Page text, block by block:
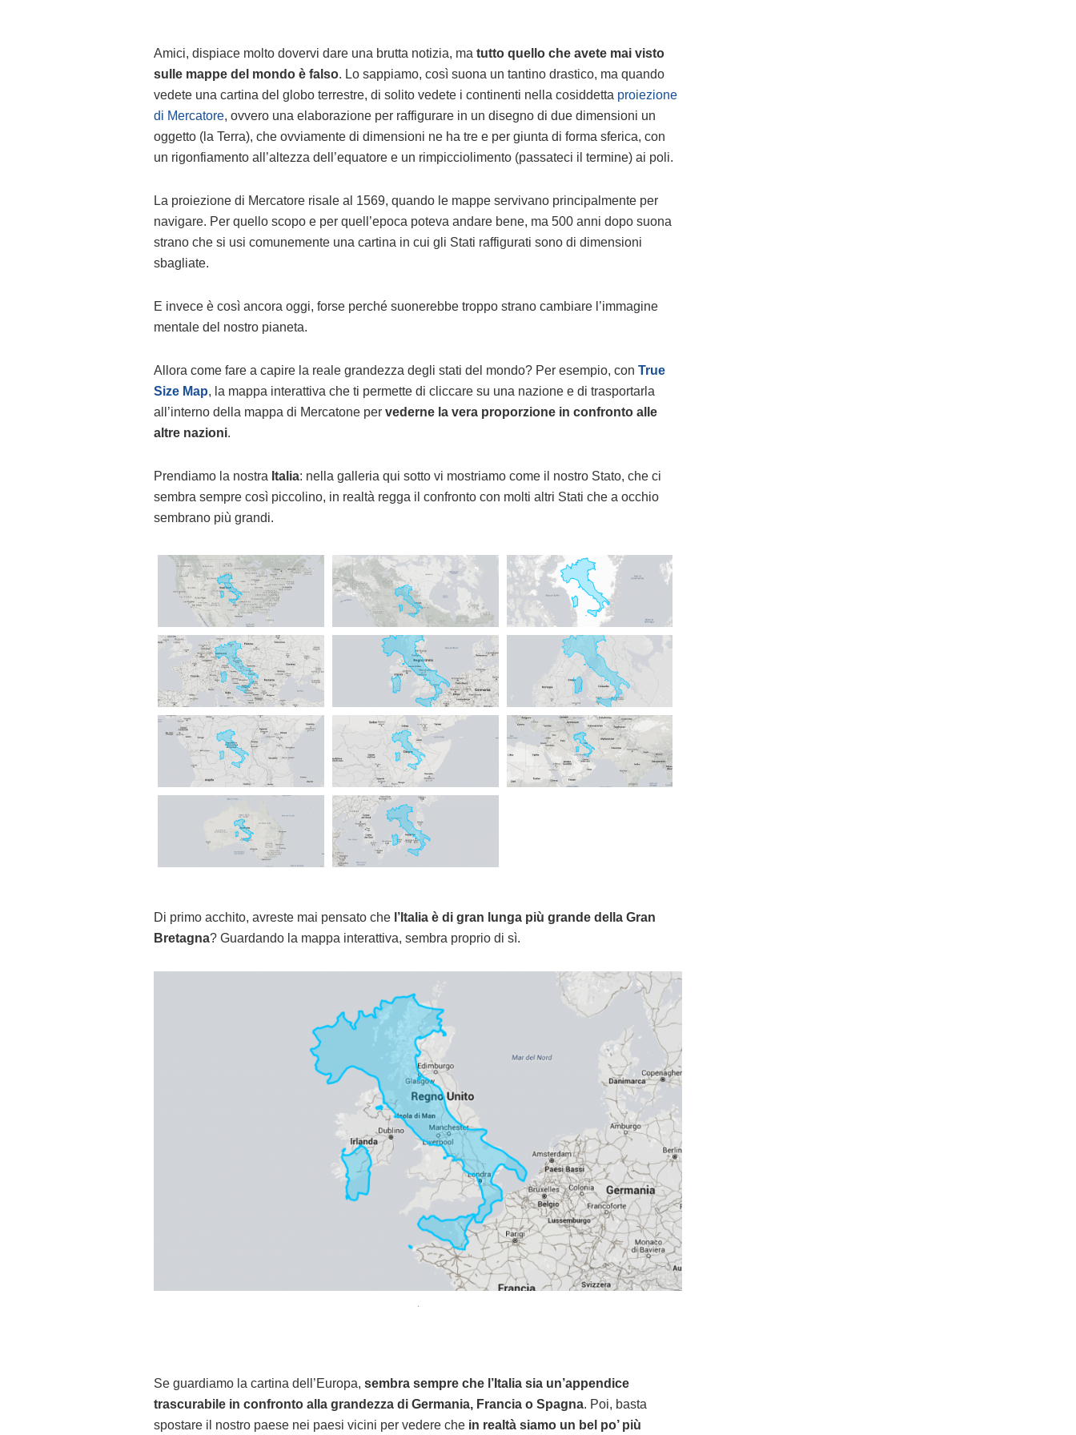
Amici, dispiace molto dovervi dare una brutta notizia, ma tutto quello che avete mai visto
sulle mappe del mondo è falso. Lo sappiamo, così suona un tantino drastico, ma quando
vedete una cartina del globo terrestre, di solito vedete i continenti nella cosiddetta proiezione
di Mercatore, ovvero una elaborazione per raffigurare in un disegno di due dimensioni un
oggetto (la Terra), che ovviamente di dimensioni ne ha tre e per giunta di forma sferica, con
un rigonfiamento all’altezza dell’equatore e un rimpicciolimento (passateci il termine) ai poli.
La proiezione di Mercatore risale al 1569, quando le mappe servivano principalmente per
navigare. Per quello scopo e per quell’epoca poteva andare bene, ma 500 anni dopo suona
strano che si usi comunemente una cartina in cui gli Stati raffigurati sono di dimensioni
sbagliate.
E invece è così ancora oggi, forse perché suonerebbe troppo strano cambiare l’immagine
mentale del nostro pianeta.
Allora come fare a capire la reale grandezza degli stati del mondo? Per esempio, con True
Size Map, la mappa interattiva che ti permette di cliccare su una nazione e di trasportarla
all’interno della mappa di Mercatone per vederne la vera proporzione in confronto alle
altre nazioni.
Prendiamo la nostra Italia: nella galleria qui sotto vi mostriamo come il nostro Stato, che ci
sembra sempre così piccolino, in realtà regga il confronto con molti altri Stati che a occhio
sembrano più grandi.
Di primo acchito, avreste mai pensato che l’Italia è di gran lunga più grande della Gran
Bretagna? Guardando la mappa interattiva, sembra proprio di sì.
.
Se guardiamo la cartina dell’Europa, sembra sempre che l’Italia sia un’appendice
trascurabile in confronto alla grandezza di Germania, Francia o Spagna. Poi, basta
spostare il nostro paese nei paesi vicini per vedere che in realtà siamo un bel po’ più